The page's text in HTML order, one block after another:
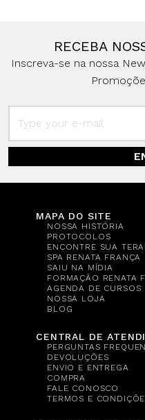
RECEBA
Inscreva-se na nossa
MAPA DO SITE
NOSSA HISTÓRIA
PROTOCOLOS
ENCONTRE SUA
SPA RENATA FRANÇA
SAIU NA MÍDIA
FORMAÇÃO RENATA
AGENDA DE CURSOS
NOSSA LOJA
BLOG
CENTRAL DE
PERGUNTAS
DEVOLUÇÕES
ENVIO E ENTREGA
COMPRA
FALE CONOSCO
TERMOS E